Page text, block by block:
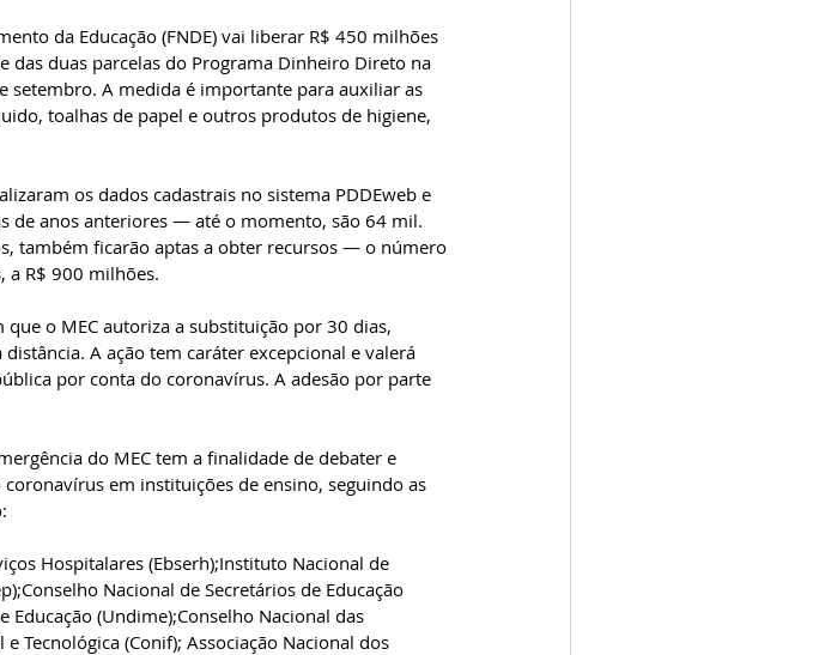
da Educação (FNDE) vai liberar R$ 450 milhões
das duas parcelas do Programa Dinheiro Direto na
setembro. A medida é importante para auxiliar as
toalhas de papel e outros produtos de higiene,
os dados cadastrais no sistema PDDEweb e
de anos anteriores — até o momento, são 64 mil.
também ficarão aptas a obter recursos — o número
a R$ 900 milhões.
o MEC autoriza a substituição por 30 dias,
A ação tem caráter excepcional e valerá
por conta do coronavírus. A adesão por parte
do MEC tem a finalidade de debater e
em instituições de ensino, seguindo as
Hospitalares (Ebserh);Instituto Nacional de
Nacional de Secretários de Educação
(Undime);Conselho Nacional das
Tecnológica (Conif); Associação Nacional dos